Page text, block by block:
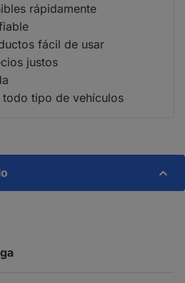
rápidamente
fácil de usar
justos
tipo de vehículos